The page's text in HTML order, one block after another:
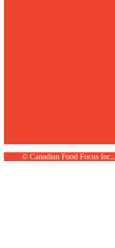
© Canadian Food Focus